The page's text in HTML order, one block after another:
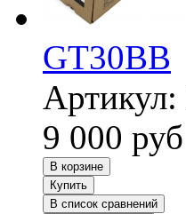
GT30BB
Артикул:
9 000 руб
В корзине
Купить
В список сравнений